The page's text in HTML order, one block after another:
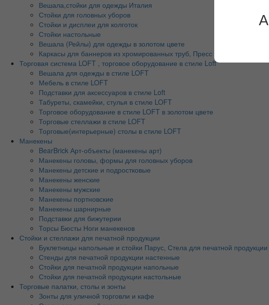
Вешала,стойки для одежды Италия
Стойки для головных уборов
Стойки и дисплеи для колготок
Стойки настольные
Вешала (Рейлы) для одежды в золотом цвете
Каркасы для баннеров из хромированных труб, Пресс волл (Press Wall)
Торговая система LOFT , торговое оборудование в стиле Loft
Вешала для одежды в стиле LOFT
Мебель в стиле LOFT
Подставки для аксессуаров в стиле Loft
Табуреты, скамейки, стулья в стиле LOFT
Торговое оборудование в стиле LOFT в золотом цвете
Торговые стеллажи в стиле LOFT
Торговые(интерьерные) столы в стиле LOFT
Манекены
BearBrick Арт-объекты (манекены арт)
Манекены головы, формы для головных уборов
Манекены детские и подростковые
Манекены женские
Манекены мужские
Манекены портновские
Манекены шарнирные
Подставки для бижутерии
Торсы Бюсты Ноги манекенов
Стойки и стеллажи для печатной продукции
Буклетницы напольные и стойки Парус, Стела для печатной продукции
Стенды для печатной продукции настенные
Стойки для печатной продукции напольные
Стойки для печатной продукции настольные
Торговые палатки, столы и зонты
Зонты для уличной торговли и кафе